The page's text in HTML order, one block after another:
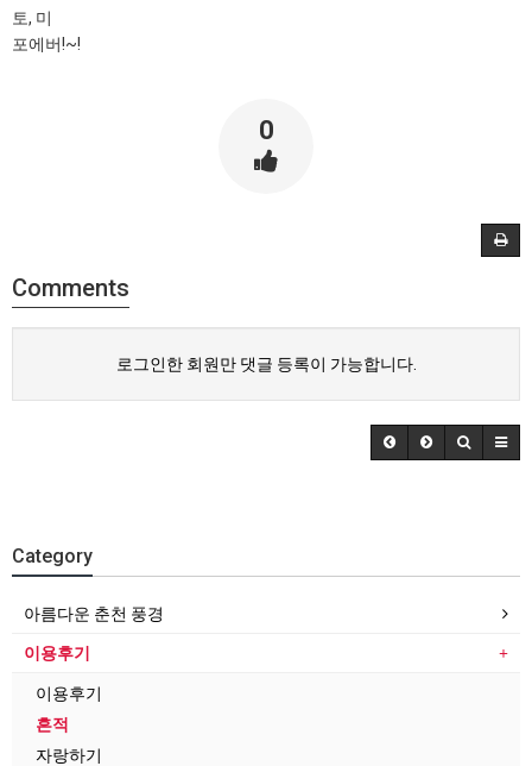
토, 미
포에버!~!
0
Comments
로그인한 회원만 댓글 등록이 가능합니다.
Category
아름다운 춘천 풍경
이용후기
이용후기
흔적
자랑하기